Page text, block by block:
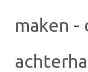
maken -